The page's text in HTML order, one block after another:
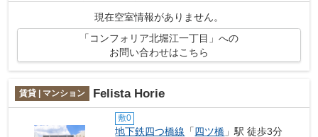
現在空室情報がありません。
「コンフォリア北堀江一丁目」への
お問い合わせはこちら
賃貸 | マンション Felista Horie
敷0
地下鉄四つ橋線 「四ツ橋 」駅 徒歩3分